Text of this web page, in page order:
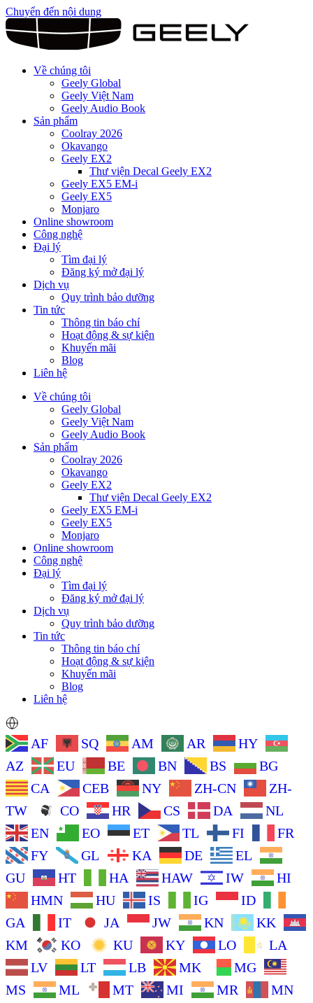
Chuyển đến nội dung
Về chúng tôi
Geely Global
Geely Việt Nam
Geely Audio Book
Sản phẩm
Coolray 2026
Okavango
Geely EX2
Thư viện Decal Geely EX2
Geely EX5 EM-i
Geely EX5
Monjaro
Online showroom
Công nghệ
Đại lý
Tìm đại lý
Đăng ký mở đại lý
Dịch vụ
Quy trình bảo dưỡng
Tin tức
Thông tin báo chí
Hoạt động & sự kiện
Khuyến mãi
Blog
Liên hệ
Về chúng tôi
Geely Global
Geely Việt Nam
Geely Audio Book
Sản phẩm
Coolray 2026
Okavango
Geely EX2
Thư viện Decal Geely EX2
Geely EX5 EM-i
Geely EX5
Monjaro
Online showroom
Công nghệ
Đại lý
Tìm đại lý
Đăng ký mở đại lý
Dịch vụ
Quy trình bảo dưỡng
Tin tức
Thông tin báo chí
Hoạt động & sự kiện
Khuyến mãi
Blog
Liên hệ
AF SQ AM AR
HY
AZ
EU BE BN BS
BG
CA
CEB NY ZH-CN
ZH-
TW
CO HR CS DA
NL
EN
EO ET TL FI
FR
FY
GL KA DE
EL
GU
HT HA HAW IW
HI
HMN
HU IS IG
ID
GA
IT JA JW KN
KK
KM
KO KU KY LO
LA
LV
LT LB MK
MG
MS
ML MT MI MR
MN